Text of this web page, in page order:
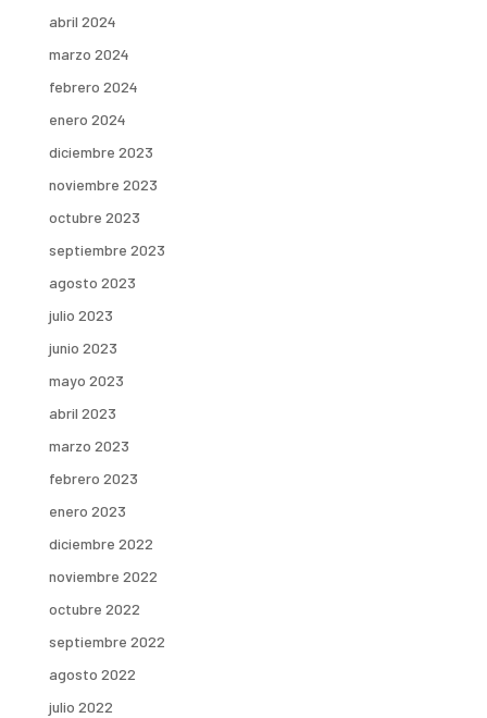
abril 2024
marzo 2024
febrero 2024
enero 2024
diciembre 2023
noviembre 2023
octubre 2023
septiembre 2023
agosto 2023
julio 2023
junio 2023
mayo 2023
abril 2023
marzo 2023
febrero 2023
enero 2023
diciembre 2022
noviembre 2022
octubre 2022
septiembre 2022
agosto 2022
julio 2022